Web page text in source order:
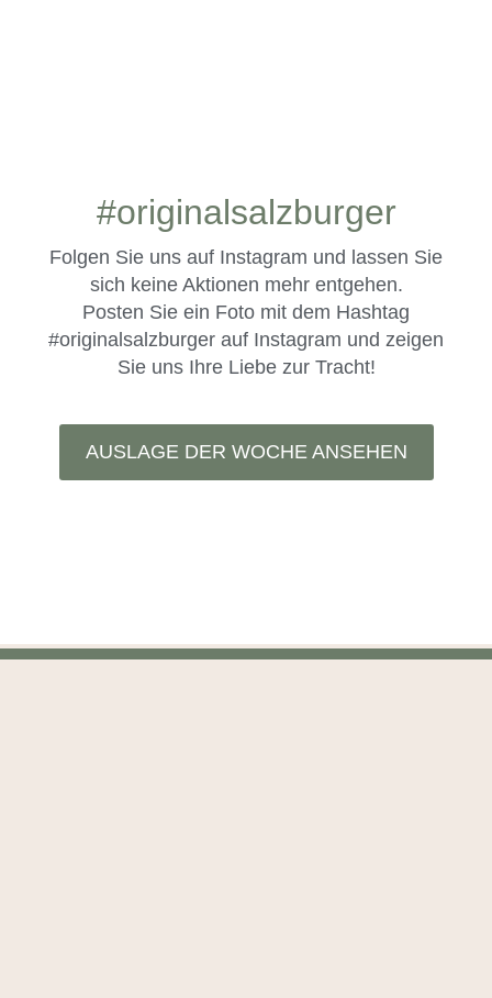
#originalsalzburger
Folgen Sie uns auf Instagram und lassen Sie
sich keine Aktionen mehr entgehen.
Posten Sie ein Foto mit dem Hashtag
#originalsalzburger auf Instagram und zeigen
Sie uns Ihre Liebe zur Tracht!
AUSLAGE DER WOCHE ANSEHEN